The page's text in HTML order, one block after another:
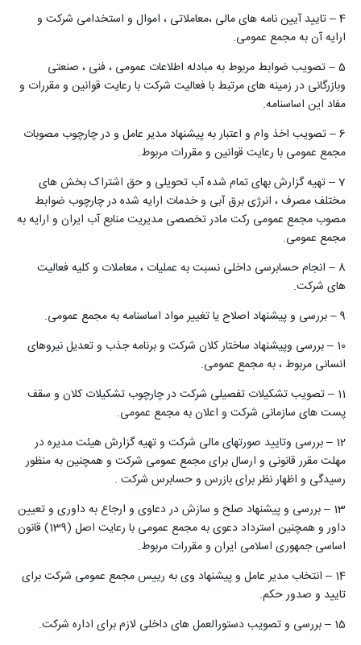
4 – تایید آیین نامه های مالی ،معاملاتی ، اموال و استخدامی شرکت و
ارایه آن به مجمع عمومی.
5 – تصویب ضوابط مربوط به مبادله اطلاعات عمومی ، فنی ، صنعتی
وبازرگانی در زمینه های مرتبط با فعالیت شرکت با رعایت قوانین و مقررات و
مفاد این اساسنامه.
6 – تصویب اخذ وام و اعتبار به پیشنهاد مدیر عامل و در چارچوب مصوبات
مجمع عمومی با رعایت قوانین و مقررات مربوط.
7 – تهیه گزارش بهای تمام شده آب تحویلی و حق اشتراک بخش های
مختلف مصرف ، انرژی برق آبی و خدمات ارایه شده در چارچوب ضوابط
مصوب مجمع عمومی رکت مادر تخصصی مدیریت منابع آب ایران و ارایه به
مجمع عمومی.
8 – انجام حسابرسی داخلی نسبت به عملیات ، معاملات و کلیه فعالیت
های شرکت.
9 – بررسی و پیشنهاد اصلاح یا تغییر مواد اساسنامه به مجمع عمومی.
10 – بررسی وپیشنهاد ساختار کلان شرکت و برنامه جذب و تعدیل نیروهای
انسانی مربوط ، به مجمع عمومی.
11 – تصویب تشکیلات تفصیلی شرکت در چارچوب تشکیلات کلان و سقف
پست های سازمانی شرکت و اعلان به مجمع عمومی.
12 – بررسی وتایید صورتهای مالی شرکت و تهیه گزارش هیئت مدیره در
مهلت مقرر قانونی و ارسال برای مجمع عمومی شرکت و همچنین به منظور
رسیدگی و اظهار نظر برای بازرس و حسابرس شرکت .
13 – بررسی و پیشنهاد صلح و سازش در دعاوی و ارجاع به داوری و تعیین
داور و همچنین استرداد دعوی به مجمع عمومی با رعایت اصل (139) قانون
اساسی جمهوری اسلامی ایران و مقررات مربوط.
14 – انتخاب مدیر عامل و پیشنهاد وی به رییس مجمع عمومی شرکت برای
تایید و صدور حکم.
15 – بررسی و تصویب دستورالعمل های داخلی لازم برای اداره شرکت.